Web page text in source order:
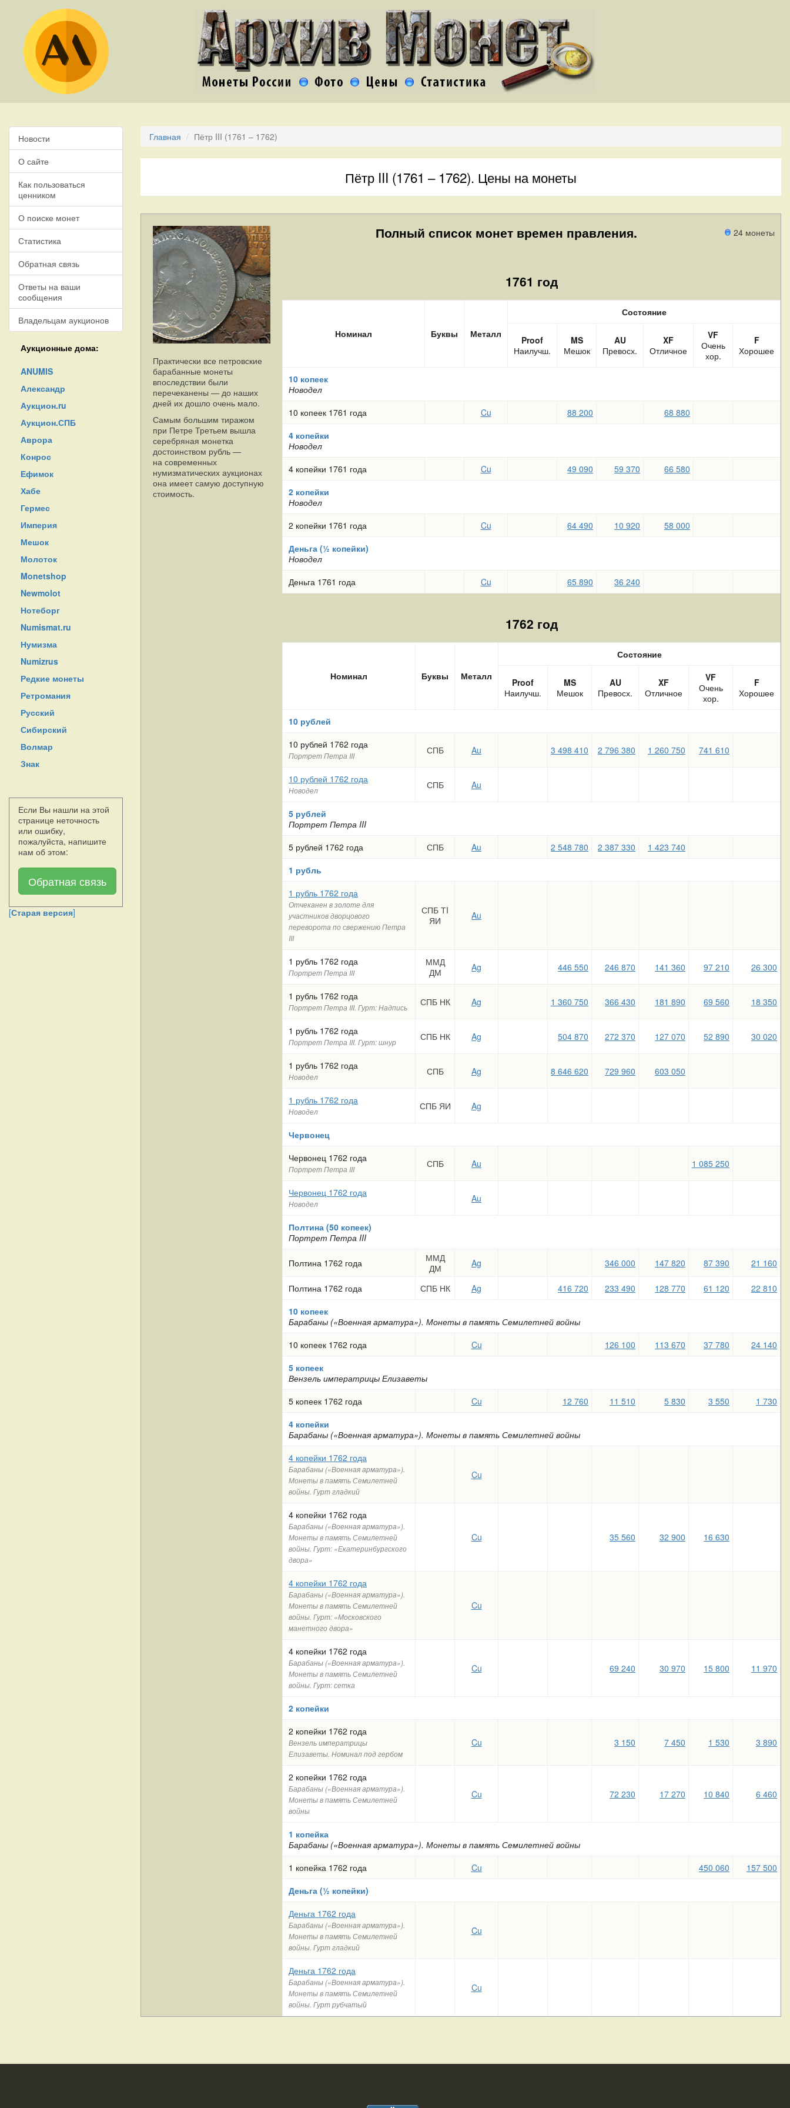
Новости
О сайте
Как пользоваться
ценником
О поиске монет
Статистика
Обратная связь
Ответы на ваши
сообщения
Владельцам аукционов
Аукционные дома:
ANUMIS
Александр
Аукцион.ru
Аукцион.СПБ
Аврора
Конрос
Ефимок
Хабе
Гермес
Империя
Мешок
Молоток
Monetshop
Newmolot
Нотеборг
Numismat.ru
Нумизма
Numizrus
Редкие монеты
Ретромания
Русский
Сибирский
Волмар
Знак
Если Вы нашли на этой
странице неточность
или ошибку,
пожалуйста, напишите
нам об этом:
Обратная связь
[Старая версия]
Главная Пётр III (1761 – 1762)
Пётр III (1761 – 1762). Цены на монеты
Практически все петровские
барабанные монеты
впоследствии были
перечеканены — до наших
дней их дошло очень мало.
Самым большим тиражом
при Петре Третьем вышла
серебряная монетка
достоинством рубль —
на современных
нумизматических аукционах
она имеет самую доступную
стоимость.
24 монеты
Полный список монет времен правления.
1761 год
Номинал Буквы Металл
Состояние
Proof
Наилучш.
MS
Мешок
AU
Превосх.
XF
Отличное
VF
Очень
хор.
F
Хорошее
10 копеек
Новодел
10 копеек 1761 года
Cu 88 200
68 880
4 копейки
Новодел
4 копейки 1761 года
Cu 49 090 59 370
66 580
2 копейки
Новодел
2 копейки 1761 года
Cu 64 490 10 920
58 000
Деньга (½ копейки)
Новодел
Деньга 1761 года
Cu 65 890 36 240
1762 год
Номинал Буквы Металл
Состояние
Proof
Наилучш.
MS
Мешок
AU
Превосх.
XF
Отличное
VF
Очень
хор.
F
Хорошее
10 рублей
10 рублей 1762 года
Портрет Петра III СПБ Au 3 498 410 2 796 380 1 260 750 741 610
10 рублей 1762 года
Новодел СПБ Au
5 рублей
Портрет Петра III
5 рублей 1762 года
СПБ Au 2 548 780 2 387 330
1 423 740
1 рубль
1 рубль 1762 года
Отчеканен в золоте для
участников дворцового
переворота по свержению Петра
III
СПБ ТI
ЯИ
Au
1 рубль 1762 года
Портрет Петра III
ММД
ДМ
Ag 446 550 246 870 141 360 97 210 26 300
1 рубль 1762 года
Портрет Петра III. Гурт: Надпись СПБ НК Ag 1 360 750 366 430 181 890 69 560 18 350
1 рубль 1762 года
Портрет Петра III. Гурт: шнур СПБ НК Ag 504 870 272 370 127 070 52 890 30 020
1 рубль 1762 года
Новодел СПБ Ag 8 646 620 729 960 603 050
1 рубль 1762 года
Новодел СПБ ЯИ Ag
Червонец
Червонец 1762 года
Портрет Петра III СПБ Au 1 085 250
Червонец 1762 года
Новодел Au
Полтина (50 копеек)
Портрет Петра III
Полтина 1762 года
ММД
ДМ
Ag 346 000 147 820 87 390 21 160
Полтина 1762 года СПБ НК Ag 416 720 233 490 128 770 61 120
22 810
10 копеек
Барабаны («Военная арматура»). Монеты в память Семилетней войны
10 копеек 1762 года
Cu 126 100 113 670 37 780
24 140
5 копеек
Вензель императрицы Елизаветы
5 копеек 1762 года
Cu 12 760 11 510 5 830 3 550
1 730
4 копейки
Барабаны («Военная арматура»). Монеты в память Семилетней войны
4 копейки 1762 года
Барабаны («Военная арматура»).
Монеты в память Семилетней
войны. Гурт гладкий
Cu
4 копейки 1762 года
Барабаны («Военная арматура»).
Монеты в память Семилетней
войны. Гурт: «Екатеринбургского
двора»
Cu 35 560 32 900 16 630
4 копейки 1762 года
Барабаны («Военная арматура»).
Монеты в память Семилетней
войны. Гурт: «Московского
манетного двора»
Cu
4 копейки 1762 года
Барабаны («Военная арматура»).
Монеты в память Семилетней
войны. Гурт: сетка
Cu 69 240 30 970 15 800 11 970
2 копейки
2 копейки 1762 года
Вензель императрицы
Елизаветы. Номинал под гербом
Cu 3 150 7 450 1 530 3 890
2 копейки 1762 года
Барабаны («Военная арматура»).
Монеты в память Семилетней
войны
Cu 72 230 17 270 10 840 6 460
1 копейка
Барабаны («Военная арматура»). Монеты в память Семилетней войны
1 копейка 1762 года
Cu 450 060
157 500
Деньга (½ копейки)
Деньга 1762 года
Барабаны («Военная арматура»).
Монеты в память Семилетней
войны. Гурт гладкий
Cu
Деньга 1762 года
Барабаны («Военная арматура»).
Монеты в память Семилетней
войны. Гурт рубчатый
Cu